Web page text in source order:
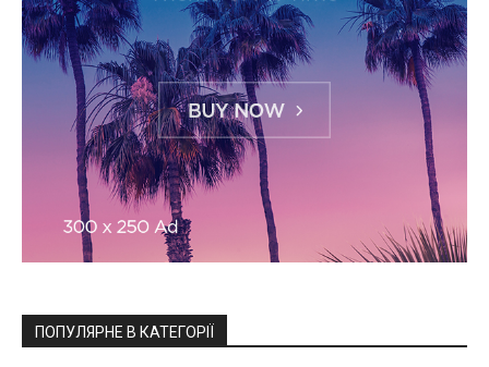
ПОПУЛЯРНЕ В КАТЕГОРІЇ